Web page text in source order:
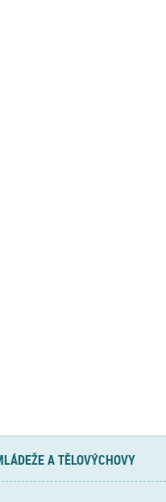
A TĚLOVÝCHOVY